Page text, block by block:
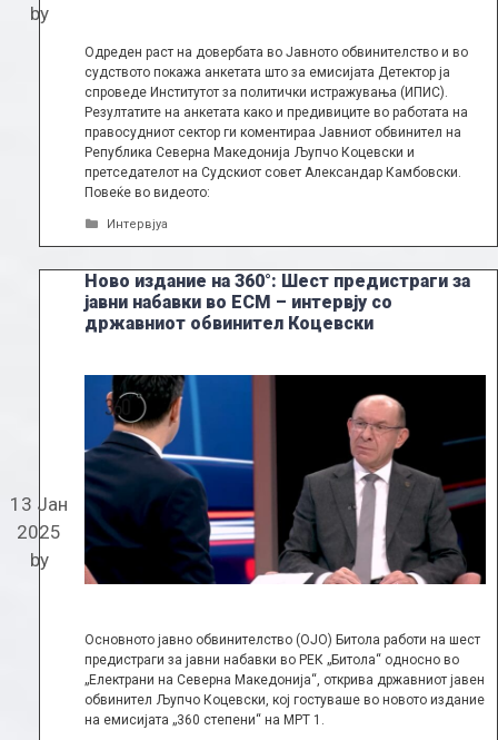
by
Одреден раст на довербата во Јавното обвинителство и во
судството покажа анкетата што за емисијата Детектор ја
спроведе Институтот за политички истражувања (ИПИС).
Резултатите на анкетата како и предивиците во работата на
правосудниот сектор ги коментираа Јавниот обвинител на
Република Северна Македонија Љупчо Коцевски и
претседателот на Судскиот совет Александар Камбовски.
Повеќе во видеото:
Categories
Интервјуа
Ново издание на 360°: Шест предистраги за
јавни набавки во ЕСМ – интервју со
државниот обвинител Коцевски
13 Јан
2025
by
Основното јавно обвинителство (ОЈО) Битола работи на шест
предистраги за јавни набавки во РЕК „Битола“ односно во
„Електрани на Северна Македонија“, открива државниот јавен
обвинител Љупчо Коцевски, кој гостуваше во новото издание
на емисијата „360 степени“ на МРТ 1.